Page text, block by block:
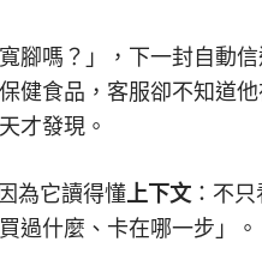
腳嗎？」，下一封自動信
健食品，客服卻不知道
才發現。
為它讀得懂上下文：不只
過什麼、卡在哪一步」。